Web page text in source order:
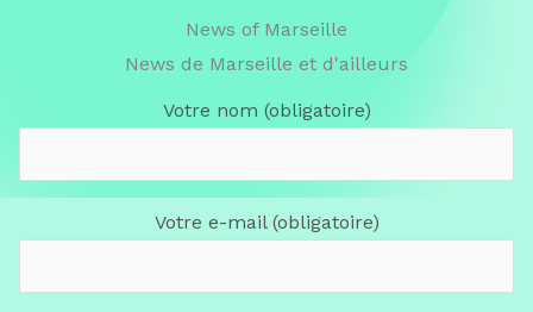
News of Marseille
News de Marseille et d'ailleurs
Votre nom (obligatoire)
Votre e-mail (obligatoire)